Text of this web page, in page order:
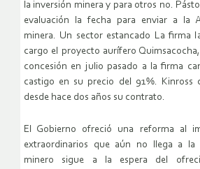
la inversión minera y para otros no.
evaluación la fecha para enviar a la
minera. Un sector estancado La firma
cargo el proyecto aurífero
concesión en julio pasado a la firma
castigo en su precio del 91%. Kinross
desde hace dos años su contrato.
El Gobierno ofreció una reforma al
extraordinarios que aún no llega a la
minero sigue a la espera del